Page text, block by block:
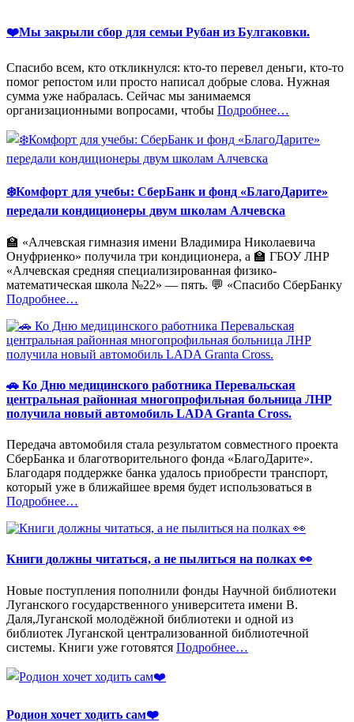
❤️Мы закрыли сбор для семьи Рубан из Булгаковки.
Спасибо всем, кто откликнулся: кто-то перевел деньги, кто-то
помог репостом или просто написал добрые слова. Нужная
сумма уже набралась. Сейчас мы занимаемся
организационными вопросами, чтобы Подробнее«%s»
…
❄️Комфорт для учебы: СберБанк и фонд «БлагоДарите»
передали кондиционеры двум школам Алчевска
🏫 «Алчевская гимназия имени Владимира Николаевича
Онуфриенко» получила три кондиционера, а 🏫 ГБОУ ЛНР
«Алчевская средняя специализированная физико-
математическая школа №22» — пять. 💬 «Спасибо СберБанку
Подробнее«%s»
…
🚗 Ко Дню медицинского работника Перевальская
центральная районная многопрофильная больница ЛНР
получила новый автомобиль LADA Granta Cross.
Передача автомобиля стала результатом совместного проекта
СберБанка и благотворительного фонда «БлагоДарите».
Благодаря поддержке банка удалось приобрести транспорт,
который уже в ближайшее время будет использоваться в
Подробнее«%s»
…
Книги должны читаться, а не пылиться на полках 👀
Новые поступления пополнили фонды Научной библиотеки
Луганского государственного университета имени В.
Даля,Луганской молодёжной библиотеки и одной из
библиотек Луганской централизованной библиотечной
системы. Книги уже готовятся Подробнее«%s»
…
Родион хочет ходить сам❤️